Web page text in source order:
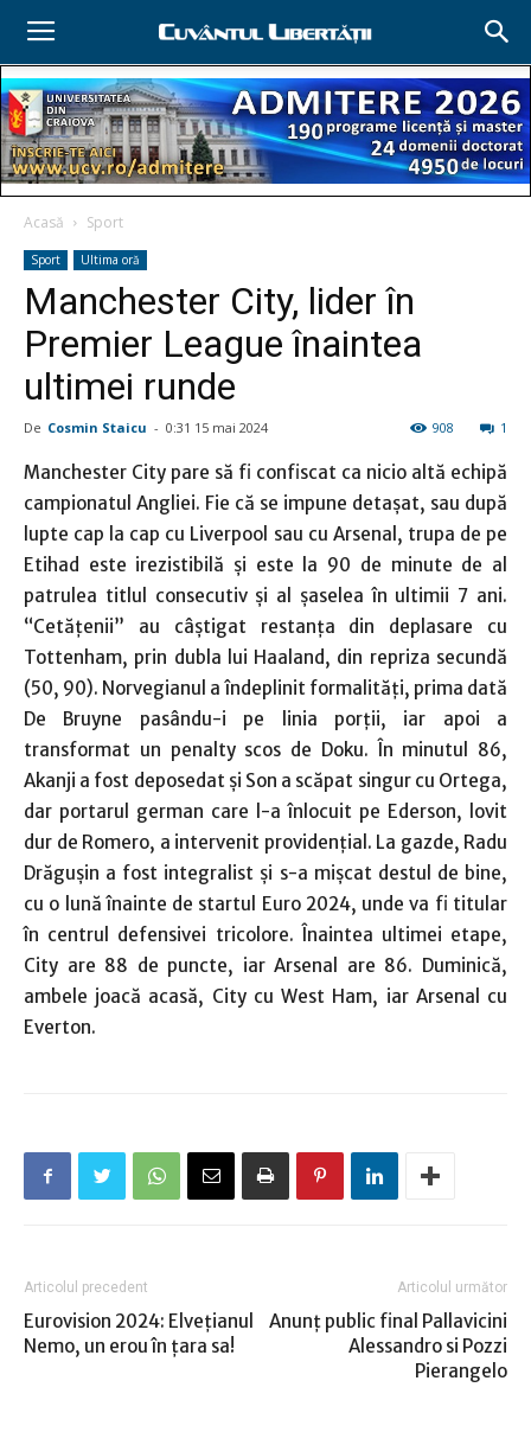
Acasă Sport
Sport Ultima oră
Manchester City, lider în
Premier League înaintea
ultimei runde
De Cosmin Staicu - 0:31 15 mai 2024 1
908
Manchester City pare să fi confiscat ca nicio altă echipă
campionatul Angliei. Fie că se impune detaşat, sau după
lupte cap la cap cu Liverpool sau cu Arsenal, trupa de pe
Etihad este irezistibilă şi este la 90 de minute de al
patrulea titlul consecutiv şi al şaselea în ultimii 7 ani.
“Cetăţenii” au câştigat restanţa din deplasare cu
Tottenham, prin dubla lui Haaland, din repriza secundă
(50, 90). Norvegianul a îndeplinit formalităţi, prima dată
De Bruyne pasându-i pe linia porţii, iar apoi a
transformat un penalty scos de Doku. În minutul 86,
Akanji a fost deposedat şi Son a scăpat singur cu Ortega,
dar portarul german care l-a înlocuit pe Ederson, lovit
dur de Romero, a intervenit providenţial. La gazde, Radu
Drăguşin a fost integralist şi s-a mişcat destul de bine,
cu o lună înainte de startul Euro 2024, unde va fi titular
în centrul defensivei tricolore. Înaintea ultimei etape,
City are 88 de puncte, iar Arsenal are 86. Duminică,
ambele joacă acasă, City cu West Ham, iar Arsenal cu
Everton.
Articolul precedent
Eurovision 2024: Elveţianul
Nemo, un erou în ţara sa!
Articolul următor
Anunţ public final Pallavicini
Alessandro si Pozzi
Pierangelo